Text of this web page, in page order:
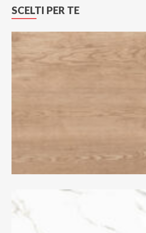
SCELTI PER TE